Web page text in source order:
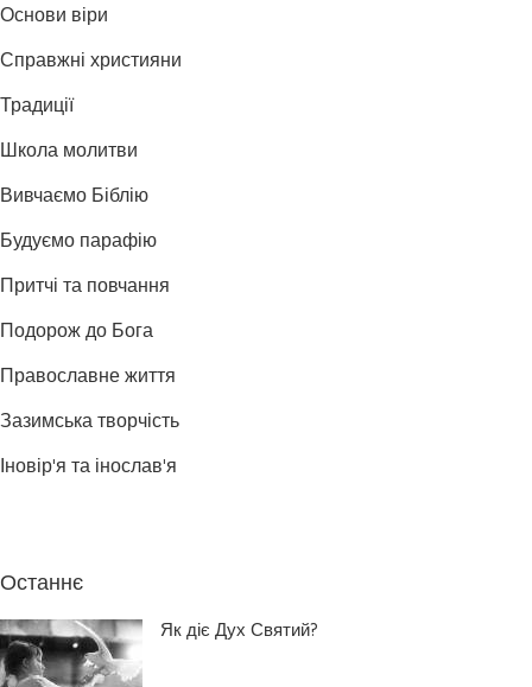
Основи віри
Справжні християни
Традиції
Школа молитви
Вивчаємо Біблію
Будуємо парафію
Притчі та повчання
Подорож до Бога
Православне життя
Зазимська творчість
Іновір'я та інослав'я
Останнє
Як діє Дух Святий?